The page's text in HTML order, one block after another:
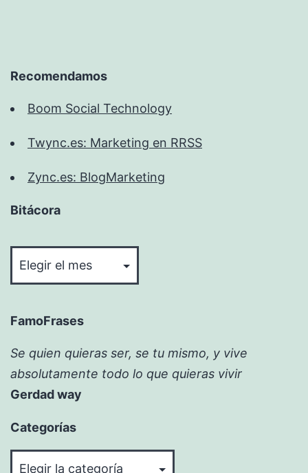
Recomendamos
Boom Social Technology
Twync.es: Marketing en RRSS
Zync.es: BlogMarketing
Bitácora
FamoFrases
Se quien quieras ser, se tu mismo, y vive
absolutamente todo lo que quieras vivir
Gerdad way
Categorías